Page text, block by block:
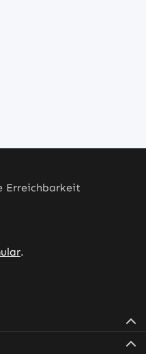
Erreichbarkeit
.
in neuem Tab